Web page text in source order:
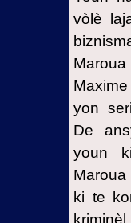
vòlè
yon
De
youn
ki te